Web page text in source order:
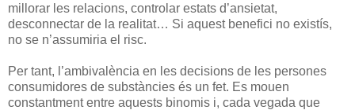
millorar les relacions, controlar estats d’ansietat,
desconnectar de la realitat… Si aquest benefici no existís,
no se n’assumiria el risc.
Per tant, l’ambivalència en les decisions de les persones
consumidores de substàncies és un fet. Es mouen
constantment entre aquests binomis i, cada vegada que